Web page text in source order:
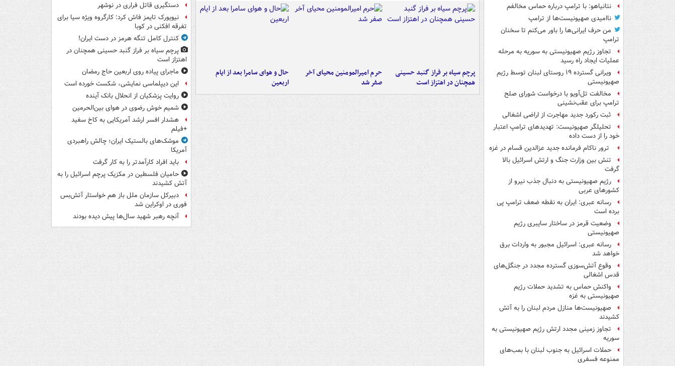
نتانیاهو: با ترامپ درباره حماس مخالفم
ناامیدی صهیونیست‌ها از ترامپ
من حرف ایرانی‌ها را باور می‌کنم تا سخنان
ترامپ
تجاوز رژیم صهیونیستی به سوریه به مرحله
عملیات ایجاد راه رسید
ویرانی گسترده ۱۹ روستای لبنان توسط رژیم
صهیونیستی
مخالفت تل‌آویو با درخواست شورای صلح
ترامپ برای عقب‌نشینی
ثبت رکورد جدید مهاجرت از اراضی اشغالی
تحلیلگر صهیونیست: تهدیدهای ترامپ اعتبار
خود را از دست داده
ترور ناکام فرمانده جدید عزالدین قسام در غزه
تنش بین وزارت جنگ و ارتش اسرائیل بالا
گرفت
رژیم صهیونیستی به دنبال جذب نیرو از
کشورهای عربی
رسانه عبری: ایران به نقطه ضعف ترامپ پی
برده است
وضعیت قرمز در ساختار سایبری رژیم
صهیونیستی
رسانه عبری: اسرائیل مجبور به واردات برق
خواهد شد
وقوع آتش‌سوزی گسترده مجدد در جنگل‌های
قدس اشغالی
واکنش حماس به تشدید حملات رژیم
صهیونیستی به غزه
صهیونیست‌ها منازل مردم لبنان را به ‌آتش
کشیدند
تجاوز زمینی مجدد ارتش رژیم صهیونیستی به
سوریه
حملات اسرائیل به جنوب لبنان با بمب‌های
ممنوعه فسفری
پرچم سیاه بر فراز گنبد حسینی
همچنان در اهتزاز است
حرم امیرالمومنین محیای آخر
صفر شد
حال و هوای سامرا بعد از ایام
اربعین
دستگیری قاتل فراری در نوشهر
نیویورک تایمز فاش کرد: کارگروه ویژه سیا برای
تفرقه افکنی در کوبا
کنترل کامل تنگه هرمز در دست ایران!
پرچم سیاه بر فراز گنبد حسینی همچنان در
اهتزاز است
ماجرای پیاده روی اربعین حاج رمضان
این دیپلماسی نمایشی، شکست خورده است
روایت پزشکیان از انحلال بانک آینده
شمیم خوش رضوی در هوای بین‌الحرمین
هشدار افسر ارشد آمریکایی به کاخ سفید
+فیلم
موشک‌های بالستیک ایران؛ چالش راهبردی
آمریکا
باید افراد کارآمدتر را به کار گرفت
حامیان فلسطین در مکزیک پرچم اسرائیل را به
آتش کشیدند
دبیرکل سازمان ملل باز هم خواستار آتش‌بس
فوری در اوکراین شد
آنچه رهبر شهید سال‌ها پیش دیده بودند